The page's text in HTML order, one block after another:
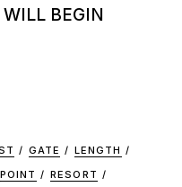
BEGIN
GATE
LENGTH
POINT
RESORT